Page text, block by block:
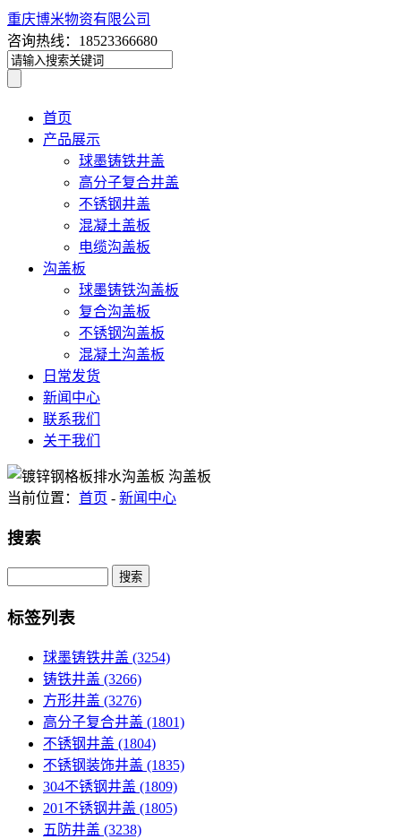
重庆博米物资有限公司
咨询热线：18523366680
首页
产品展示
球墨铸铁井盖
高分子复合井盖
不锈钢井盖
混凝土盖板
电缆沟盖板
沟盖板
球墨铸铁沟盖板
复合沟盖板
不锈钢沟盖板
混凝土沟盖板
日常发货
新闻中心
联系我们
关于我们
当前位置： 首页 - 新闻中心
搜索
Search
标签列表
球墨铸铁井盖 (3254)
铸铁井盖 (3266)
方形井盖 (3276)
高分子复合井盖 (1801)
不锈钢井盖 (1804)
不锈钢装饰井盖 (1835)
304不锈钢井盖 (1809)
201不锈钢井盖 (1805)
五防井盖 (3238)